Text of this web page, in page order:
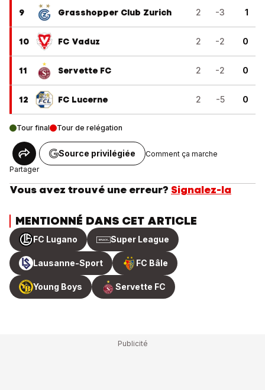
9 Grasshopper Club Zurich 2 -3 1
10 FC Vaduz 2 -2 0
11 Servette FC 2 -2 0
12 FC Lucerne 2 -5 0
Tour final Tour de relégation
Partager
Source privilégiée Comment ça marche
Vous avez trouvé une erreur? Signalez-la
MENTIONNÉ DANS CET ARTICLE
FC Lugano Super League
Lausanne-Sport FC Bâle
Young Boys Servette FC